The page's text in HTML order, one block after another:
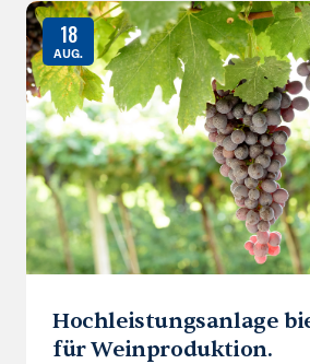
18
AUG.
Hochleistungsanlage
für Weinproduktion.